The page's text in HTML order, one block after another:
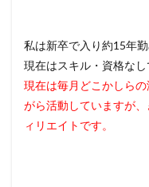
私は新卒で入り約15年
現在はスキル・資格な
現在は毎月どこかしら
がら活動していますが
ィリエイトです。